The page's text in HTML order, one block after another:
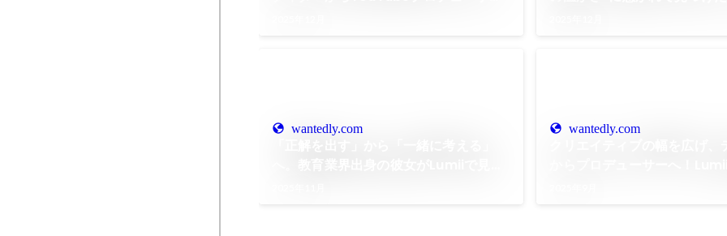
wantedly.com wantedly.com